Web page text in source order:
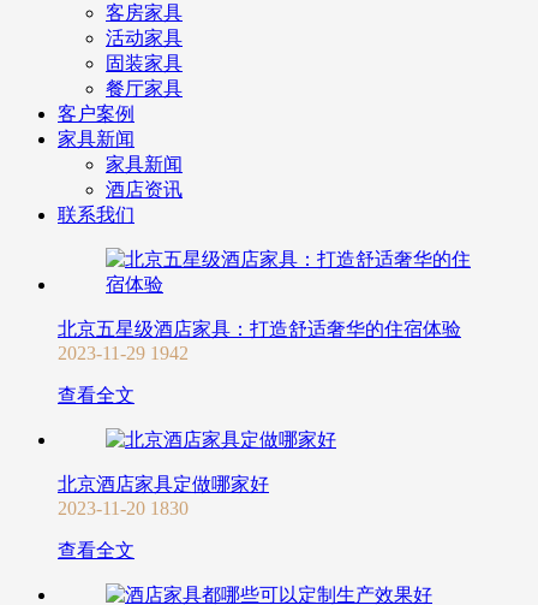
客房家具
活动家具
固装家具
餐厅家具
客户案例
家具新闻
家具新闻
酒店资讯
联系我们
北京五星级酒店家具：打造舒适奢华的住宿体验
2023-11-29 1942
查看全文
北京酒店家具定做哪家好
2023-11-20 1830
查看全文